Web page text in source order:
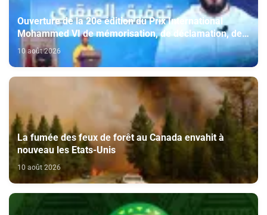
Ouverture de la 20e édition du Prix International
Mohammed VI de mémorisation, de déclamation, de
psalmodie et d'exégèse du Saint Coran
10 août 2026
La fumée des feux de forêt au Canada envahit à
nouveau les Etats-Unis
10 août 2026